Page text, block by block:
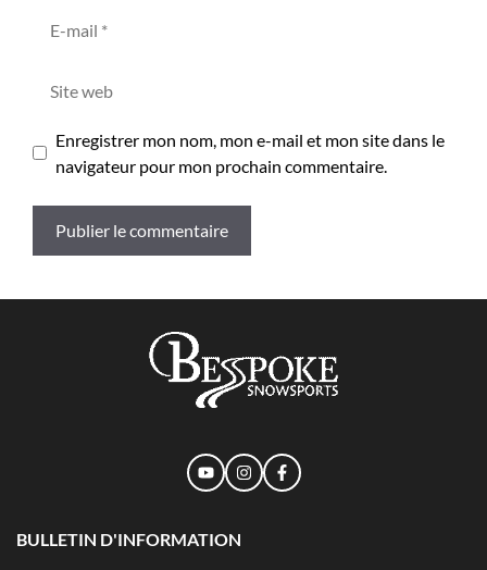
mail
web
Enregistrer mon nom, mon e-mail et mon site dans le
navigateur pour mon prochain commentaire.
BULLETIN D'INFORMATION